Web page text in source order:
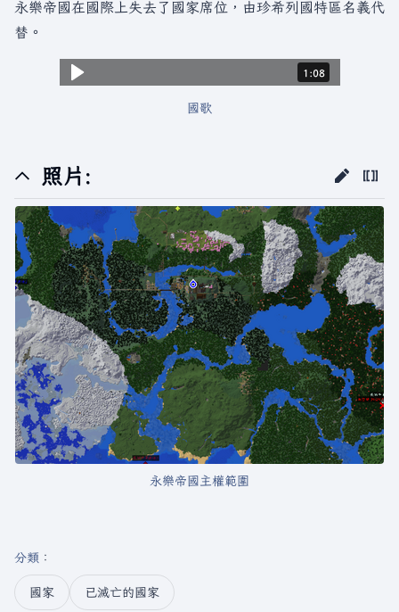
永樂帝國在國際上失去了國家席位，由珍希列國特區名義代
替。
時長：1 分，8 秒。
1:08
國歌
照片:
永樂帝國主權範圍
分類 ：​
國家
已滅亡的國家